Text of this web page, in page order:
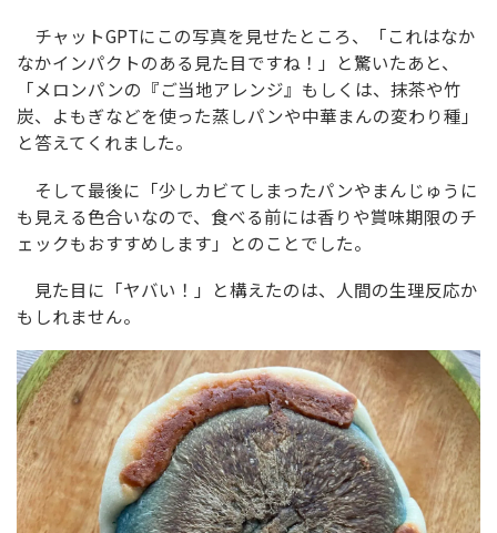
チャットGPTにこの写真を見せたところ、「これはなか
なかインパクトのある見た目ですね！」と驚いたあと、
「メロンパンの『ご当地アレンジ』もしくは、抹茶や竹
炭、よもぎなどを使った蒸しパンや中華まんの変わり種」
と答えてくれました。
そして最後に「少しカビてしまったパンやまんじゅうに
も見える色合いなので、食べる前には香りや賞味期限のチ
ェックもおすすめします」とのことでした。
見た目に「ヤバい！」と構えたのは、人間の生理反応か
もしれません。